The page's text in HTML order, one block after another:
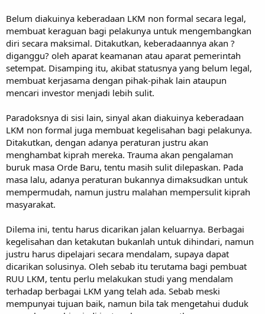
Belum diakuinya keberadaan LKM non formal secara legal,
membuat keraguan bagi pelakunya untuk mengembangkan
diri secara maksimal. Ditakutkan, keberadaannya akan ?
diganggu? oleh aparat keamanan atau aparat pemerintah
setempat. Disamping itu, akibat statusnya yang belum legal,
membuat kerjasama dengan pihak-pihak lain ataupun
mencari investor menjadi lebih sulit.
Paradoksnya di sisi lain, sinyal akan diakuinya keberadaan
LKM non formal juga membuat kegelisahan bagi pelakunya.
Ditakutkan, dengan adanya peraturan justru akan
menghambat kiprah mereka. Trauma akan pengalaman
buruk masa Orde Baru, tentu masih sulit dilepaskan. Pada
masa lalu, adanya peraturan bukannya dimaksudkan untuk
mempermudah, namun justru malahan mempersulit kiprah
masyarakat.
Dilema ini, tentu harus dicarikan jalan keluarnya. Berbagai
kegelisahan dan ketakutan bukanlah untuk dihindari, namun
justru harus dipelajari secara mendalam, supaya dapat
dicarikan solusinya. Oleh sebab itu terutama bagi pembuat
RUU LKM, tentu perlu melakukan studi yang mendalam
terhadap berbagai LKM yang telah ada. Sebab meski
mempunyai tujuan baik, namun bila tak mengetahui duduk